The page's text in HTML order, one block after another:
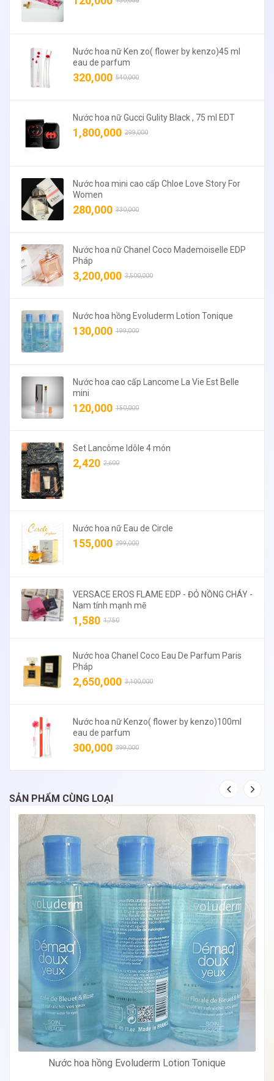
Nước hoa nữ Ken zo( flower by kenzo)45 ml
eau de parfum
320,000 540,000
Nước hoa nữ Gucci Gulity Black , 75 ml EDT
1,800,000 299,000
Nước hoa mini cao cấp Chloe Love Story For
Women
280,000 330,000
Nước hoa nữ Chanel Coco Mademoiselle EDP
Pháp
3,200,000 3,500,000
Nước hoa hồng Evoluderm Lotion Tonique
130,000 199,000
Nước hoa cao cấp Lancome La Vie Est Belle
mini
120,000 150,000
Set Lancôme Idôle 4 món
2,420 2,600
Nước hoa nữ Eau de Circle
155,000 299,000
VERSACE EROS FLAME EDP - ĐỎ NỒNG CHÁY -
Nam tính mạnh mẽ
1,580 1,750
Nước hoa Chanel Coco Eau De Parfum Paris
Pháp
2,650,000 3,100,000
Nước hoa nữ Kenzo( flower by kenzo)100ml
eau de parfum
300,000 399,000
SẢN PHẨM CÙNG LOẠI
Nước hoa hồng Evoluderm Lotion Tonique